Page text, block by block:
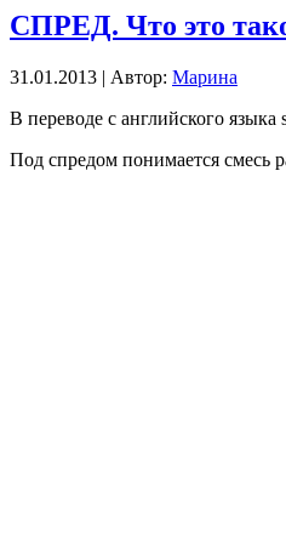
СПРЕД. Что это
31.01.2013 | Автор: Марина
В переводе с английского языка
Под спредом понимается смесь